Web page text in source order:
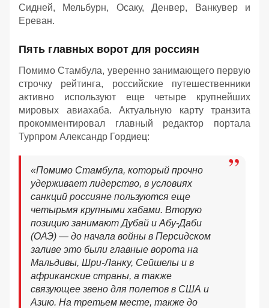
Сидней, Мельбурн, Осаку, Денвер, Ванкувер и
Ереван.
Пять главных ворот для россиян
Помимо Стамбула, уверенно занимающего первую
строчку рейтинга, российские путешественники
активно используют еще четыре крупнейших
мировых авиахаба. Актуальную карту транзита
прокомментировал главный редактор портала
Турпром Александр Гордиец:
«Помимо Стамбула, который прочно
удерживает лидерство, в условиях
санкций россияне пользуются еще
четырьмя крупными хабами. Вторую
позицию занимают Дубай и Абу-Даби
(ОАЭ) — до начала войны в Персидском
заливе это были главные ворота на
Мальдивы, Шри-Ланку, Сейшелы и в
африканские страны, а также
связующее звено для полетов в США и
Азию. На третьем месте, также до